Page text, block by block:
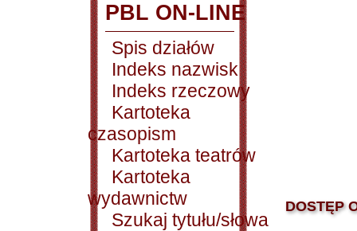
PBL ON-LINE
Spis działów
Indeks nazwisk
Indeks rzeczowy
Kartoteka
czasopism
Kartoteka teatrów
Kartoteka
wydawnictw
Szukaj tytułu/słowa
DOSTĘP